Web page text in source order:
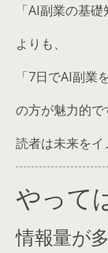
「AI副業の基礎
よりも、
「7日でAI副業
の方が魅力的で
読者は未来をイ
やって
情報量が